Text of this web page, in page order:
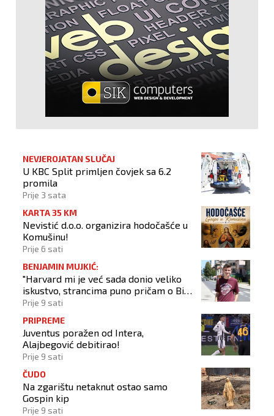
NEVJEROJATAN SLUČAJ
U KBC Split primljen čovjek sa 6.2
promila
Prije 3 sata
KARTA 35 KM
Nevistić d.o.o. organizira hodočašće u
Komušinu!
Prije 6 sati
BENJAMIN MUJKIĆ:
"Harvard mi je već sada donio veliko
iskustvo, strancima puno pričam o BiH
i Novom Travniku"
Prije 9 sati
PRIPREME
Juventus poražen od Intera,
Alajbegović debitirao!
Prije 9 sati
ČUDO
Na zgarištu netaknut ostao samo
Gospin kip
Prije 9 sati